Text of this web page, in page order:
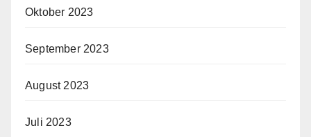
Oktober 2023
September 2023
August 2023
Juli 2023